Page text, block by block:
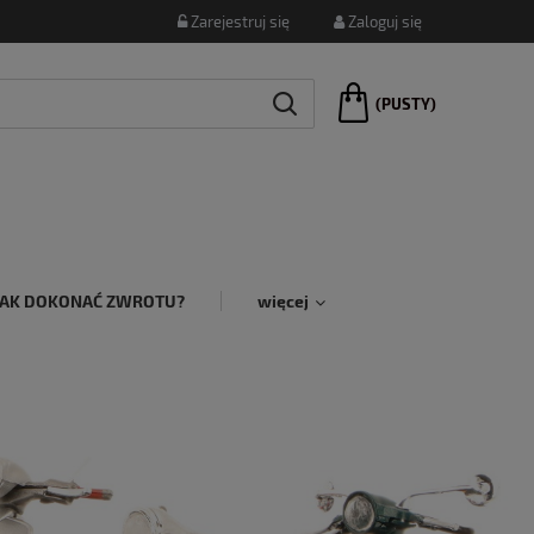
Zarejestruj się Zaloguj się
(PUSTY)
DOKONAĆ ZWROTU? więcej